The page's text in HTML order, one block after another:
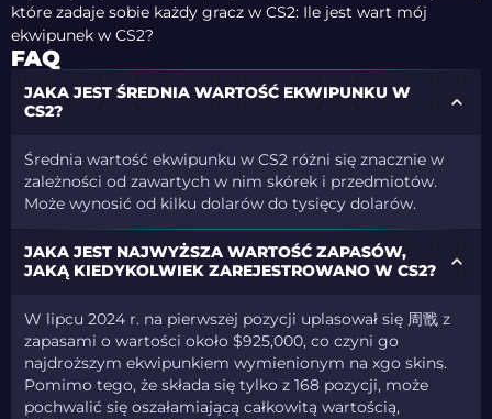
które zadaje sobie każdy gracz w CS2: Ile jest wart mój
ekwipunek w CS2?
FAQ
JAKA JEST ŚREDNIA WARTOŚĆ EKWIPUNKU W
CS2?
Średnia wartość ekwipunku w CS2 różni się znacznie w
zależności od zawartych w nim skórek i przedmiotów.
Może wynosić od kilku dolarów do tysięcy dolarów.
JAKA JEST NAJWYŻSZA WARTOŚĆ ZAPASÓW,
JAKĄ KIEDYKOLWIEK ZAREJESTROWANO W CS2?
W lipcu 2024 r. na pierwszej pozycji uplasował się 周戬 z
zapasami o wartości około $925,000, co czyni go
najdroższym ekwipunkiem wymienionym na xgo skins.
Pomimo tego, że składa się tylko z 168 pozycji, może
pochwalić się oszałamiającą całkowitą wartością,